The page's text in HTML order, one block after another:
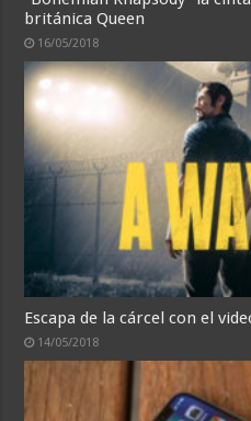
británica Queen
16/05/2018
Escapa de la cárcel con el
14/05/2018